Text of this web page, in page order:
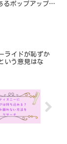
るポップアップミ
ライドが恥ずか
いう意見はな